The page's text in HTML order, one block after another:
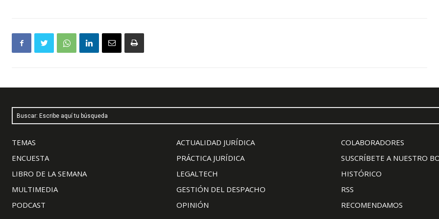
Buscar: Escribe aquí tu búsqueda
TEMAS
ENCUESTA
LIBRO DE LA SEMANA
MULTIMEDIA
PODCAST
ACTUALIDAD JURÍDICA
PRÁCTICA JURÍDICA
LEGALTECH
GESTIÓN DEL DESPACHO
OPINIÓN
COLABORADORES
SUSCRÍBETE A NUESTRO
HISTÓRICO
RSS
RECOMENDAMOS